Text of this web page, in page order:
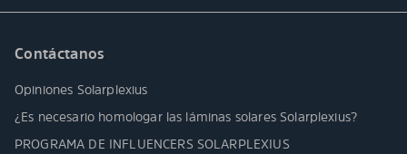
Contáctanos
Opiniones Solarplexius
¿Es necesario homologar las láminas solares Solarplexius?
PROGRAMA DE INFLUENCERS SOLARPLEXIUS